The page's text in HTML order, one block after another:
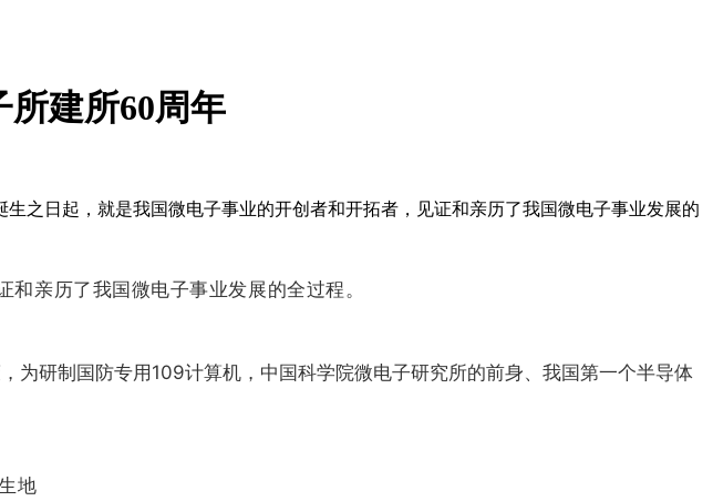
建所60周年
之日起，就是我国微电子事业的开创者和开拓者，见证和亲历了我国微电子事业发展的
亲历了我国微电子事业发展的全过程。
研制国防专用109计算机，中国科学院微电子研究所的前身、我国第一个半导体
地